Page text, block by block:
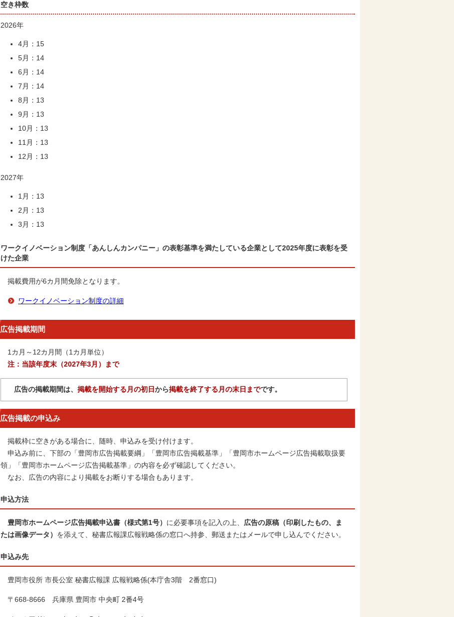
空き枠数
2026年
4月：15
5月：14
6月：14
7月：14
8月：13
9月：13
10月：13
11月：13
12月：13
2027年
1月：13
2月：13
3月：13
ワークイノベーション制度「あんしんカンパニー」の表彰基準を満たしている企業として2025年度に表彰を受
けた企業
掲載費用が6カ月間免除となります。
ワークイノベーション制度の詳細
広告掲載期間
1カ月～12カ月間（1カ月単位）
注：当該年度末（2027年3月）まで
広告の掲載期間は、 掲載を開始する月の初日 から掲載を終了する月の末日までです。
広告掲載の申込み
掲載枠に空きがある場合に、随時、申込みを受け付けます。
申込み前に、下部の「豊岡市広告掲載要綱」「豊岡市広告掲載基準」「豊岡市ホームページ広告掲載取扱要
領」「豊岡市ホームページ広告掲載基準」の内容を必ず確認してください。
なお、広告の内容により掲載をお断りする場合もあります。
申込方法
豊岡市ホームページ広告掲載申込書（様式第1号） に必要事項を記入の上、 広告の原稿（印刷したもの、ま
たは画像データ） を添えて、秘書広報課広報戦略係の窓口へ持参、郵送またはメールで申し込んでください。
申込み先
豊岡市役所 市長公室 秘書広報課 広報戦略係(本庁舎3階 2番窓口)
〒668‐8666 兵庫県 豊岡市 中央町 2番4号